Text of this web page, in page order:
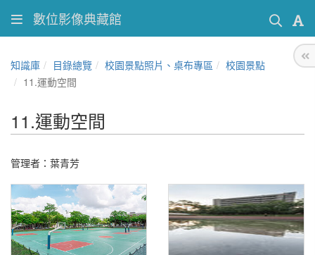
數位影像典藏館
知識庫 目錄總覽 校園景點照片、桌布專區
校園景點
11.運動空間
11.運動空間
管理者：葉青芳